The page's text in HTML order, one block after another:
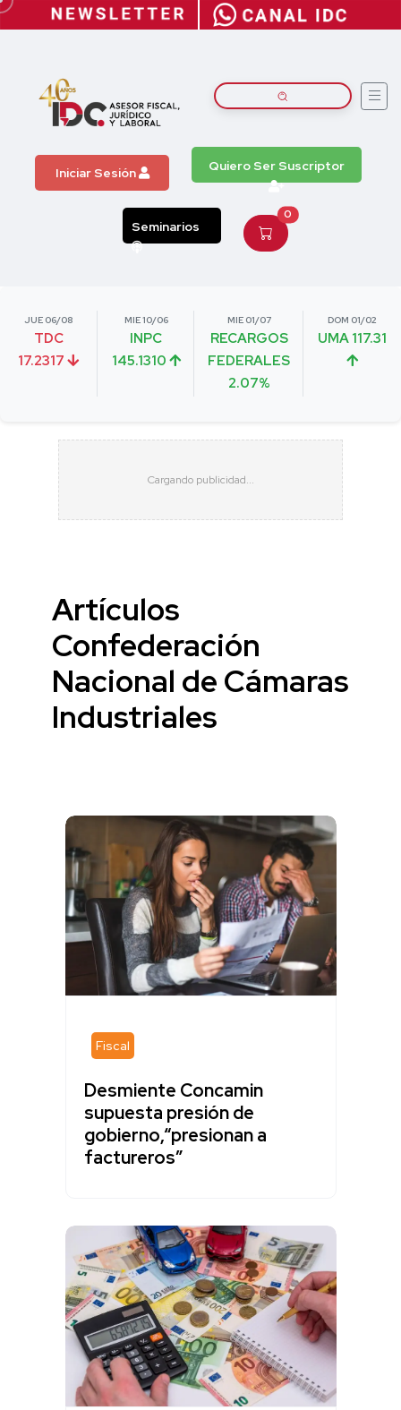
Iniciar Sesión Quiero Ser Suscriptor
Seminarios
0
JUE 06/08
TDC
17.2317
MIE 10/06
INPC
145.1310
MIE 01/07
RECARGOS
FEDERALES
2.07%
DOM 01/02
UMA 117.31
Artículos
Confederación
Nacional de Cámaras
Industriales
Fiscal
Desmiente Concamin
supuesta presión de
gobierno,“presionan a
factureros”